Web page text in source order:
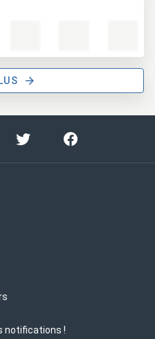
notifications !